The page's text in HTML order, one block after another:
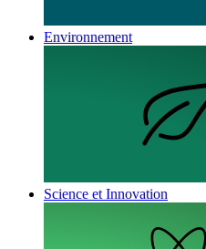
Environnement
Science et Innovation